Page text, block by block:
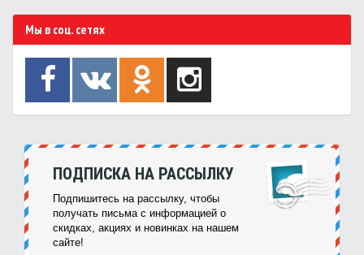
Мы в соц. сетях
ПОДПИСКА НА РАССЫЛКУ
Подпишитесь на рассылку, чтобы
получать письма с информацией о
скидках, акциях и новинках на нашем
сайте!